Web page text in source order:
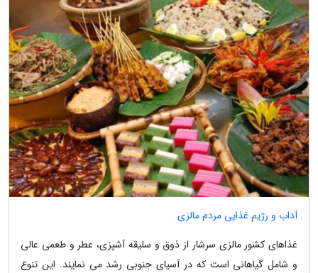
آداب و رژیم غذایی مردم مالزی
غذاهای کشور مالزی سرشار از ذوق و سلیقه آشپزی، عطر و طعمی عالی
و شامل گیاهانی است که در آسیای جنوبی رشد می نمایند. این تنوع